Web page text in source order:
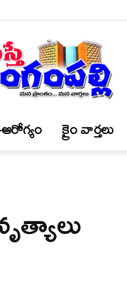
శేరిలింగంపల్లి
క్రైం వార్త‌లు